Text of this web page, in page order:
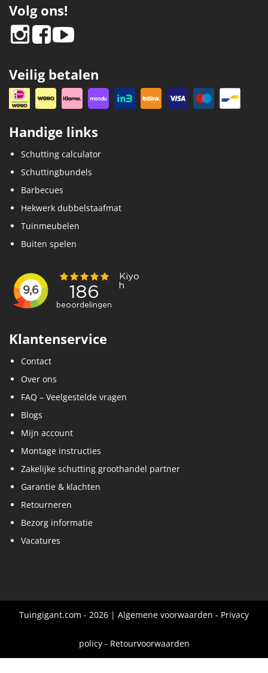
Volg ons!
Veilig betalen
Handige links
Schutting calculator
Schuttingbundels
Barbecues
Hekwerk dubbelstaafmat
Tuinmeubelen
Buiten spelen
Klantenservice
Contact
Over ons
FAQ – Veelgestelde vragen
Blogs
Mijn account
Montage instructies
Zakelijke schutting groothandel partner
Garantie & klachten
Retourneren
Bezorg informatie
Vacatures
Tuingigant.com - 2026 | Algemene voorwaarden - Privacy
policy- Retourvoorwaarden